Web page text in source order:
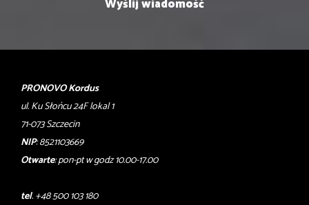
PRONOVO Kordus
ul. Ku Słońcu 24F lokal 1
71-073 Szczecin
NIP: 8521103669
Otwarte: pon-pt w godz 10.00-17.00
tel. +48 500 103 180